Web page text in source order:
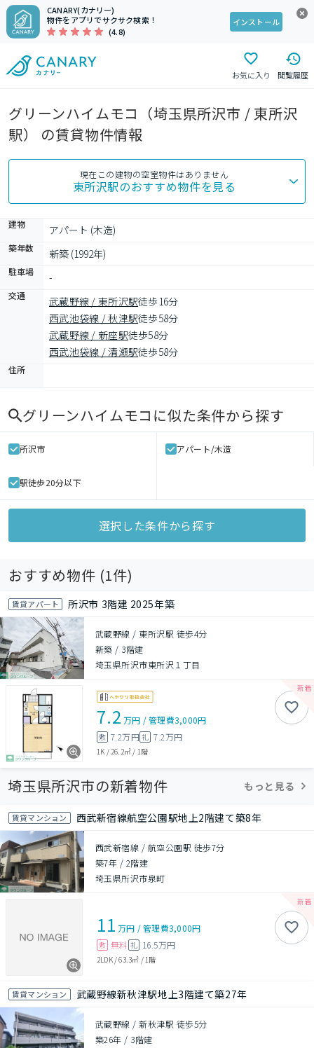
CANARY(カナリー)
物件をアプリでサクサク検索！
(4.8)
インストール
お気に入り 閲覧履歴
グリーンハイムモコ（埼玉県所沢市 / 東所沢
駅） の賃貸物件情報
現在この建物の空室物件はありません
東所沢駅のおすすめ物件を見る
建物 アパート (木造)
築年数 新築 (1992年)
駐車場 -
交通 武蔵野線 / 東所沢駅徒歩16分
西武池袋線 / 秋津駅徒歩58分
武蔵野線 / 新座駅徒歩58分
西武池袋線 / 清瀬駅徒歩58分
住所
グリーンハイムモコ に似た条件から探す
所沢市 アパート/木造
駅徒歩20分以下
選択した条件から探す
おすすめ物件 (1件)
賃貸アパート 所沢市 3階建 2025年築
武蔵野線 / 東所沢駅 徒歩4分
新築 / 3階建
埼玉県所沢市東所沢１丁目
7.2 万円 /管理費3,000円
敷 7.2万円礼 7.2万円
1K /26.2㎡ / 1階
埼玉県所沢市の新着物件 もっと見る
賃貸マンション 西武新宿線航空公園駅地上2階建て築8年
西武新宿線 / 航空公園駅 徒歩7分
築7年 / 2階建
埼玉県所沢市泉町
11 万円 /管理費3,000円
敷 無料 礼 16.5万円
2LDK/63.3㎡ / 1階
賃貸マンション 武蔵野線新秋津駅地上3階建て築27年
武蔵野線 / 新秋津駅 徒歩5分
築26年 / 3階建